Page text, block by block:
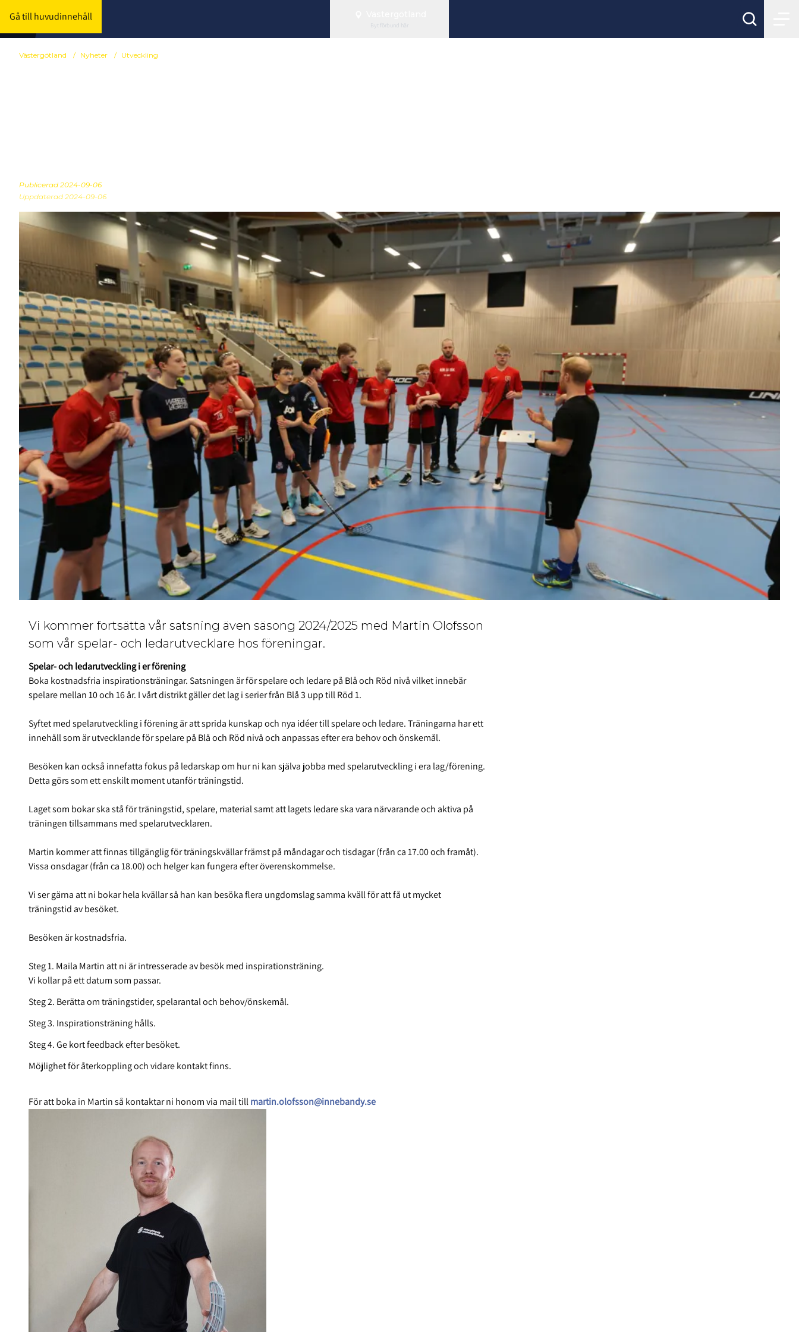
Gå till huvudinnehåll
Byt förbund här
Västergötland / Nyheter / Utveckling
Publicerad 2024-09-06
Uppdaterad 2024-09-06
Vi kommer fortsätta vår satsning även säsong 2024/2025 med Martin Olofsson
som vår spelar- och ledarutvecklare hos föreningar.
Spelar- och ledarutveckling i er förening
Boka kostnadsfria inspirationsträningar. Satsningen är för spelare och ledare på Blå och Röd nivå vilket innebär
spelare mellan 10 och 16 år. I vårt distrikt gäller det lag i serier från Blå 3 upp till Röd 1.
Syftet med spelarutveckling i förening är att sprida kunskap och nya idéer till spelare och ledare. Träningarna har ett
innehåll som är utvecklande för spelare på Blå och Röd nivå och anpassas efter era behov och önskemål.
Besöken kan också innefatta fokus på ledarskap om hur ni kan själva jobba med spelarutveckling i era lag/förening.
Detta görs som ett enskilt moment utanför träningstid.
Laget som bokar ska stå för träningstid, spelare, material samt att lagets ledare ska vara närvarande och aktiva på
träningen tillsammans med spelarutvecklaren.
Martin kommer att finnas tillgänglig för träningskvällar främst på måndagar och tisdagar (från ca 17.00 och framåt).
Vissa onsdagar (från ca 18.00) och helger kan fungera efter överenskommelse.
Vi ser gärna att ni bokar hela kvällar så han kan besöka flera ungdomslag samma kväll för att få ut mycket
träningstid av besöket.
Besöken är kostnadsfria.
Steg 1. Maila Martin att ni är intresserade av besök med inspirationsträning.
Vi kollar på ett datum som passar.
Steg 2. Berätta om träningstider, spelarantal och behov/önskemål.
Steg 3. Inspirationsträning hålls.
Steg 4. Ge kort feedback efter besöket.
Möjlighet för återkoppling och vidare kontakt finns.
För att boka in Martin så kontaktar ni honom via mail tillmartin.olofsson@innebandy.se